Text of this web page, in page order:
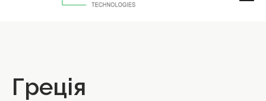
Греція